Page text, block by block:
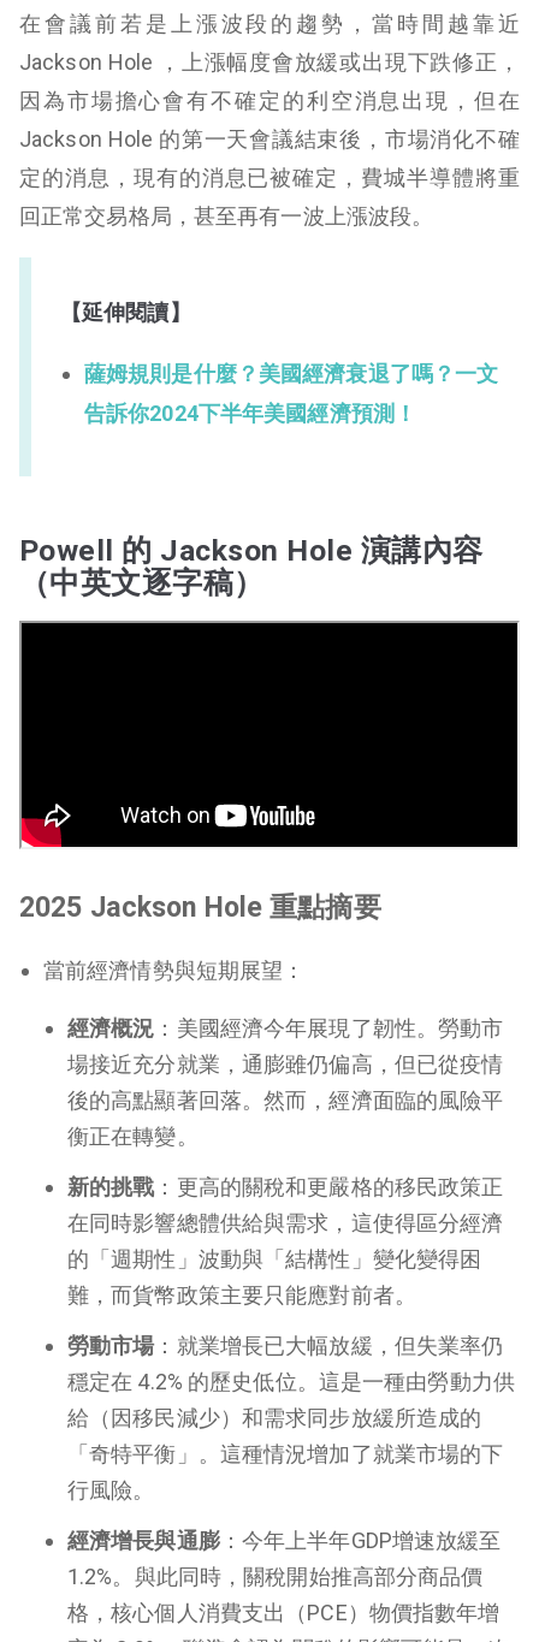
在會議前若是上漲波段的趨勢，當時間越靠近
Jackson Hole ，上漲幅度會放緩或出現下跌修正，
因為市場擔心會有不確定的利空消息出現，但在
Jackson Hole 的第一天會議結束後，市場消化不確
定的消息，現有的消息已被確定，費城半導體將重
回正常交易格局，甚至再有一波上漲波段。
【延伸閱讀】
薩姆規則是什麼？美國經濟衰退了嗎？一文
告訴你2024下半年美國經濟預測！
Powell 的 Jackson Hole 演講內容
（中英文逐字稿）
2025 Jackson Hole 重點摘要
當前經濟情勢與短期展望：
經濟概況 ：美國經濟今年展現了韌性。勞動市
場接近充分就業，通膨雖仍偏高，但已從疫情
後的高點顯著回落。然而，經濟面臨的風險平
衡正在轉變。
新的挑戰 ：更高的關稅和更嚴格的移民政策正
在同時影響總體供給與需求，這使得區分經濟
的「週期性」波動與「結構性」變化變得困
難，而貨幣政策主要只能應對前者。
勞動市場：就業增長已大幅放緩，但失業率仍
穩定在 4.2% 的歷史低位。這是一種由勞動力供
給（因移民減少）和需求同步放緩所造成的
「奇特平衡」。這種情況增加了就業市場的下
行風險。
經濟增長與通膨：今年上半年GDP增速放緩至
1.2%。與此同時，關稅開始推高部分商品價
格，核心個人消費支出（PCE）物價指數年增